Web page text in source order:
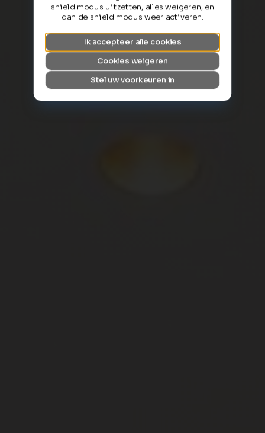
shield modus uitzetten, alles weigeren, en
dan de shield modus weer activeren.
Ik accepteer alle cookies
Cookies weigeren
Stel uw voorkeuren in